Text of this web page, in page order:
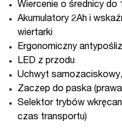
Wiercenie o średnicy do
Akumulatory 2Ah i
wiertarki
Ergonomiczny
LED z przodu
Uchwyt
Zaczep do paska
Selektor trybów
czas transportu)